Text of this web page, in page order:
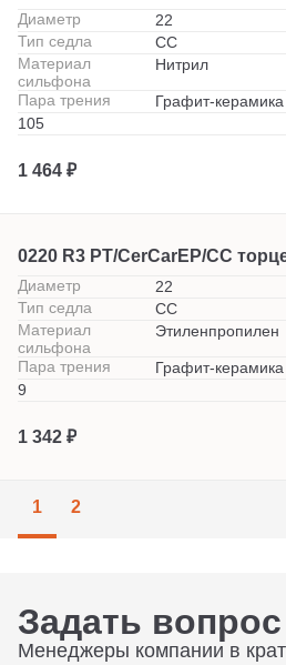
Диаметр
22
Тип седла
СС
Материал
сильфона
Нитрил
Пара трения
Графит-керамика
105
1 464 ₽
0220 R3 PT/CerCarEP/СС
Диаметр
22
Тип седла
СС
Материал
сильфона
Этиленпропилен
Пара трения
Графит-керамика
9
1 342 ₽
1 2
Задать вопрос
Менеджеры компании в